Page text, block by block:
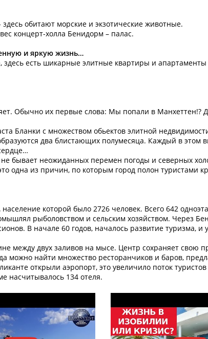
здесь обитают морские и экзотические животные.
концерт-холла Бенидорм – палас.
и яркую жизнь…
здесь есть шикарные элитные квартиры и апартаменты
Обычно их первые слова: Мы попали в Манхеттен!?
Бланки с множеством обьектов элитной
два блистающих полумесяца. Каждый в этом
бывает неожиданных перемен погоды и северных
одна из причин, по которым город полон туристами
которой было 2726 человек. Всего 642
рыболовством и сельским хозяйством. Через
В начале 60 годов, началось развитие туризма, и
между двух заливов на мысе. Центр сохраняет свою
можно найти множество ресторанчиков и баров,
открыли аэропорт, это увеличило поток
насчитывалось 134 отеля.